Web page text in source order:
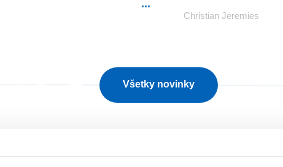
Christian Jeremies
Všetky novinky